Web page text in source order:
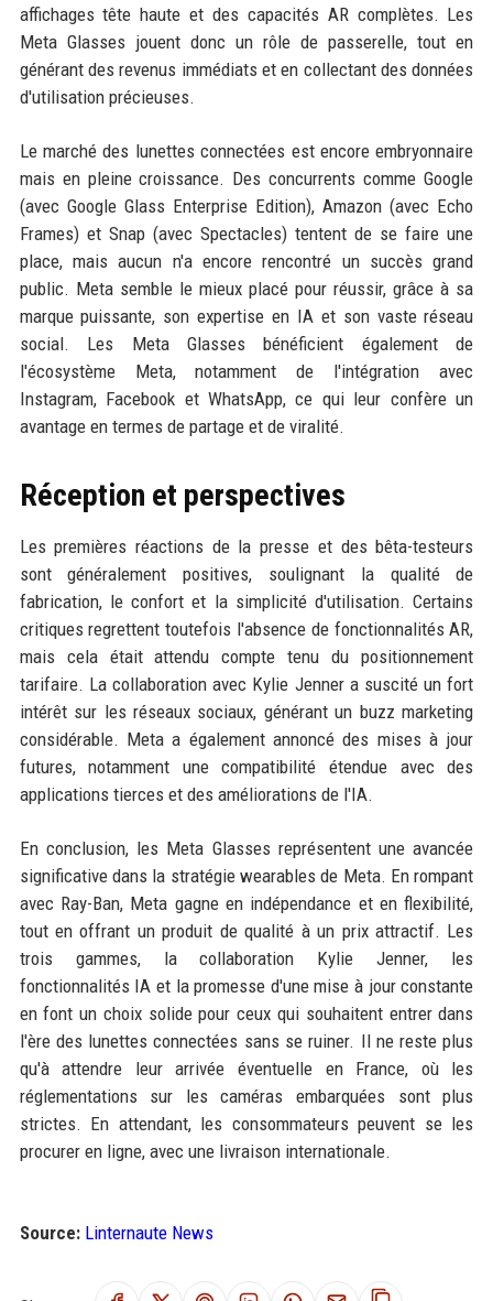
affichages tête haute et des capacités AR complètes. Les
Meta Glasses jouent donc un rôle de passerelle, tout en
générant des revenus immédiats et en collectant des données
d'utilisation précieuses.
Le marché des lunettes connectées est encore embryonnaire
mais en pleine croissance. Des concurrents comme Google
(avec Google Glass Enterprise Edition), Amazon (avec Echo
Frames) et Snap (avec Spectacles) tentent de se faire une
place, mais aucun n'a encore rencontré un succès grand
public. Meta semble le mieux placé pour réussir, grâce à sa
marque puissante, son expertise en IA et son vaste réseau
social. Les Meta Glasses bénéficient également de
l'écosystème Meta, notamment de l'intégration avec
Instagram, Facebook et WhatsApp, ce qui leur confère un
avantage en termes de partage et de viralité.
Réception et perspectives
Les premières réactions de la presse et des bêta-testeurs
sont généralement positives, soulignant la qualité de
fabrication, le confort et la simplicité d'utilisation. Certains
critiques regrettent toutefois l'absence de fonctionnalités AR,
mais cela était attendu compte tenu du positionnement
tarifaire. La collaboration avec Kylie Jenner a suscité un fort
intérêt sur les réseaux sociaux, générant un buzz marketing
considérable. Meta a également annoncé des mises à jour
futures, notamment une compatibilité étendue avec des
applications tierces et des améliorations de l'IA.
En conclusion, les Meta Glasses représentent une avancée
significative dans la stratégie wearables de Meta. En rompant
avec Ray-Ban, Meta gagne en indépendance et en flexibilité,
tout en offrant un produit de qualité à un prix attractif. Les
trois gammes, la collaboration Kylie Jenner, les
fonctionnalités IA et la promesse d'une mise à jour constante
en font un choix solide pour ceux qui souhaitent entrer dans
l'ère des lunettes connectées sans se ruiner. Il ne reste plus
qu'à attendre leur arrivée éventuelle en France, où les
réglementations sur les caméras embarquées sont plus
strictes. En attendant, les consommateurs peuvent se les
procurer en ligne, avec une livraison internationale.
Source: Linternaute News